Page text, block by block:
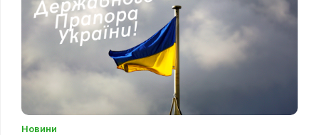
Новини